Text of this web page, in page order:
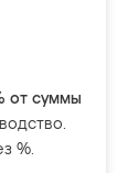
от суммы
%.